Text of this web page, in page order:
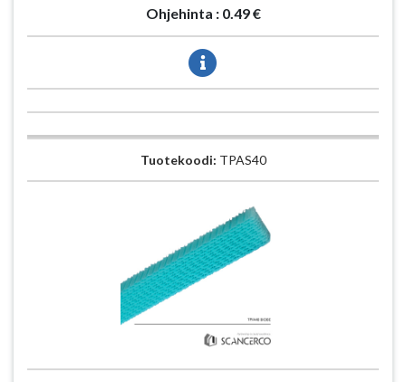
Ohjehinta : 0.49 €
Tuotekoodi: TPAS40